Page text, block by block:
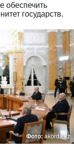
обеспечить
государств.
Фото:akorda.kz